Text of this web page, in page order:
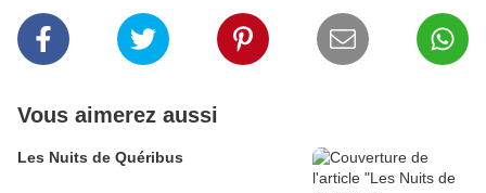
Vous aimerez aussi
Les Nuits de Quéribus